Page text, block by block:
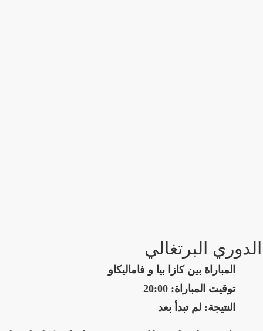
الدوري البرتغالي
المباراة بين كازا بيا و فاماليكاو
توقيت المباراة: 20:00
النتيجة: لم تبدأ بعد